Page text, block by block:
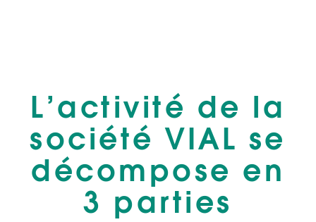
L’activité de la
société VIAL se
décompose en
3 parties